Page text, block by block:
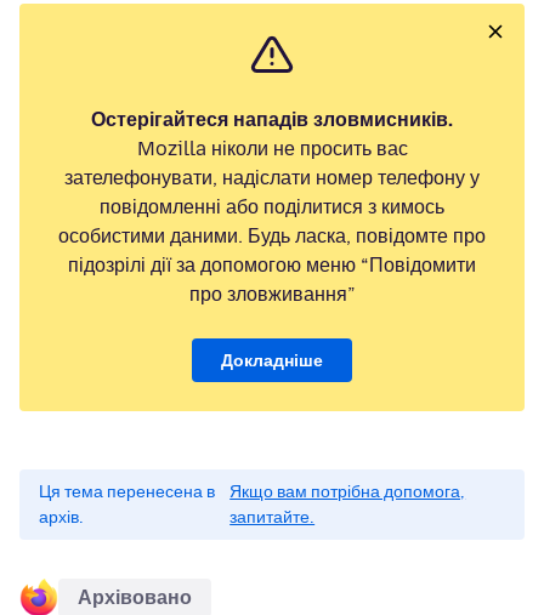
Остерігайтеся нападів зловмисників.
Mozilla ніколи не просить вас
зателефонувати, надіслати номер телефону у
повідомленні або поділитися з кимось
особистими даними. Будь ласка, повідомте про
підозрілі дії за допомогою меню “Повідомити
про зловживання”
Докладніше
Ця тема перенесена в
архів.
Якщо вам потрібна допомога,
запитайте.
Архівовано